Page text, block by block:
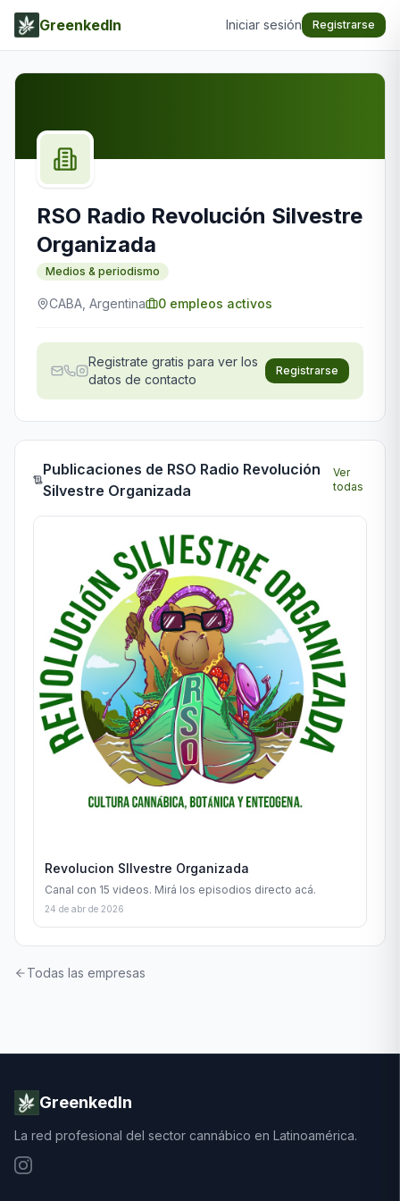
GreenkedIn Iniciar sesión Registrarse
RSO Radio Revolución Silvestre
Organizada
Medios & periodismo
CABA, Argentina 0 empleos activos
Registrate gratis para ver los
datos de contacto
Registrarse
Publicaciones de RSO Radio Revolución
Silvestre Organizada
Ver
todas
Revolucion SIlvestre Organizada
Canal con 15 videos. Mirá los episodios directo acá.
24 de abr de 2026
Todas las empresas
GreenkedIn
La red profesional del sector cannábico en Latinoamérica.